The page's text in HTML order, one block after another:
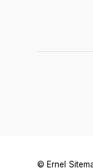
© Ernel